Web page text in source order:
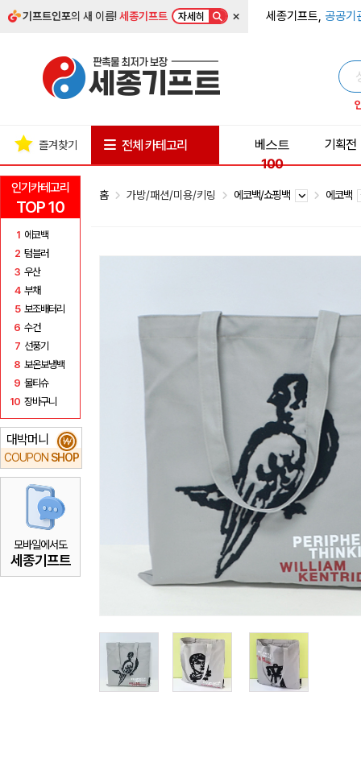
기프트인포의 새 이름!세종기프트 자세히 × 세종기프트, 공공기
인기카테고리
TOP 10
1 에코백
2 텀블러
3 우산
4 부채
5 보조배터리
6 수건
7 선풍기
8 보온보냉백
9 물티슈
10 장바구니
대박머니
COUPON SHOP
₩
모바일에서도
세종기프트
즐겨찾기 전체 카테고리
베스트
100
기획전
홈 가방/패션/미용/키링 에코백/쇼핑백 에코백